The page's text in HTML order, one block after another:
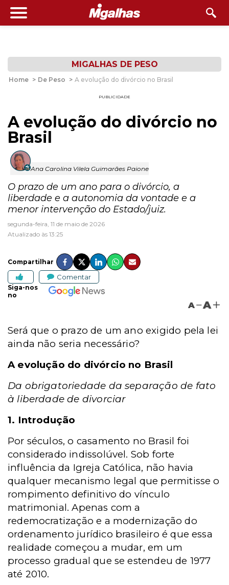
MIGALHAS DE PESO
Home > De Peso > A evolução do divórcio no Brasil
PUBLICIDADE
A evolução do divórcio no
Brasil
Ana Carolina Vilela Guimarães Paione
O prazo de um ano para o divórcio, a
liberdade e a autonomia da vontade e a
menor intervenção do Estado/juiz.
segunda-feira, 11 de maio de 2026
Atualizado às 13:25
Compartilhar
Comentar
Siga-nos
no
A A
Será que o prazo de um ano exigido pela lei
ainda não seria necessário?
A evolução do divórcio no Brasil
Da obrigatoriedade da separação de fato
à liberdade de divorciar
1. Introdução
Por séculos, o casamento no Brasil foi
considerado indissolúvel. Sob forte
influência da Igreja Católica, não havia
qualquer mecanismo legal que permitisse o
rompimento definitivo do vínculo
matrimonial. Apenas com a
redemocratização e a modernização do
ordenamento jurídico brasileiro é que essa
realidade começou a mudar, em um
processo gradual que se estendeu de 1977
até 2010.